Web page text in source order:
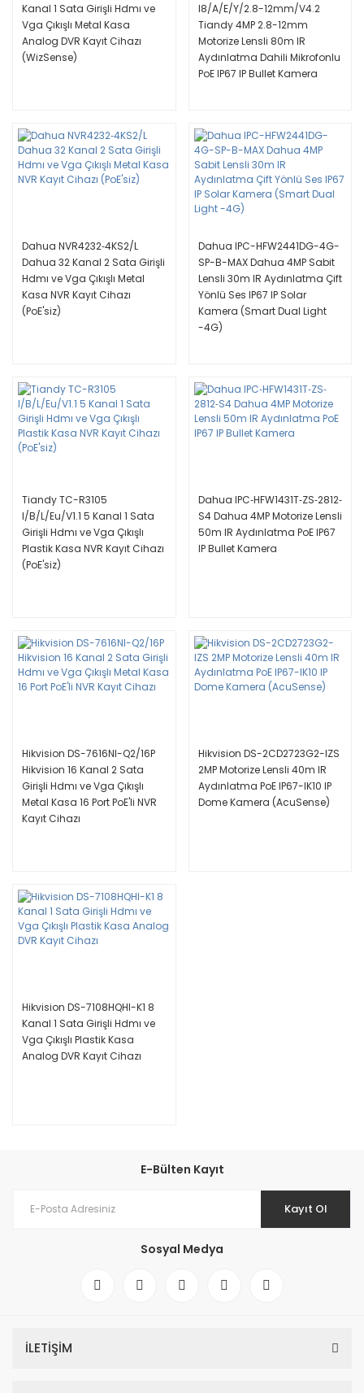
Kanal 1 Sata Girişli Hdmı ve
Vga Çıkışlı Metal Kasa
Analog DVR Kayıt Cihazı
(WizSense)
I8/A/E/Y/2.8-12mm/V4.2
Tiandy 4MP 2.8-12mm
Motorize Lensli 80m IR
Aydınlatma Dahili Mikrofonlu
PoE IP67 IP Bullet Kamera
Dahua NVR4232‐4KS2/L
Dahua 32 Kanal 2 Sata Girişli
Hdmı ve Vga Çıkışlı Metal
Kasa NVR Kayıt Cihazı
(PoE'siz)
Dahua IPC-HFW2441DG-4G-
SP-B-MAX Dahua 4MP Sabit
Lensli 30m IR Aydınlatma Çift
Yönlü Ses IP67 IP Solar
Kamera (Smart Dual Light
-4G)
Tiandy TC-R3105
I/B/L/Eu/V1.1 5 Kanal 1 Sata
Girişli Hdmı ve Vga Çıkışlı
Plastik Kasa NVR Kayıt Cihazı
(PoE'siz)
Dahua IPC‐HFW1431T‐ZS‐2812‐
S4 Dahua 4MP Motorize Lensli
50m IR Aydınlatma PoE IP67
IP Bullet Kamera
Hikvision DS-7616NI-Q2/16P
Hikvision 16 Kanal 2 Sata
Girişli Hdmı ve Vga Çıkışlı
Metal Kasa 16 Port PoE'li NVR
Kayıt Cihazı
Hikvision DS-2CD2723G2-IZS
2MP Motorize Lensli 40m IR
Aydınlatma PoE IP67-IK10 IP
Dome Kamera (AcuSense)
Hikvision DS-7108HQHI-K1 8
Kanal 1 Sata Girişli Hdmı ve
Vga Çıkışlı Plastik Kasa
Analog DVR Kayıt Cihazı
E-Bülten Kayıt
Kayıt Ol
Sosyal Medya
İLETİŞİM